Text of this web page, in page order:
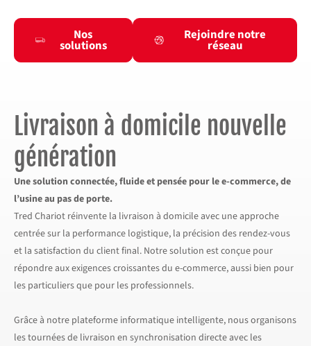
Nos
solutions
Rejoindre notre
réseau
Livraison à domicile nouvelle
génération
Une solution connectée, fluide et pensée pour le e-commerce, de
l’usine au pas de porte.
Tred Chariot réinvente la livraison à domicile avec une approche
centrée sur la performance logistique, la précision des rendez-vous
et la satisfaction du client final. Notre solution est conçue pour
répondre aux exigences croissantes du e-commerce, aussi bien pour
les particuliers que pour les professionnels.
Grâce à notre plateforme informatique intelligente, nous organisons
les tournées de livraison en synchronisation directe avec les